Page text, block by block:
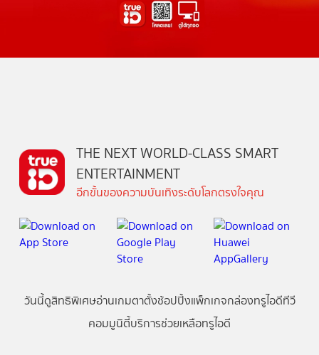
THE NEXT WORLD-CLASS SMART
ENTERTAINMENT
อีกขั้นของความบันเทิงระดับโลกตรงใจคุณ
วันนี้ดูสิทธิพิเศษอ่านเกมตาตั้งช้อปปิ้งแพ็กเกจกล่องทรูไอดีทีวี
คอมมูนิตี้บริการช่วยเหลือทรูไอดี